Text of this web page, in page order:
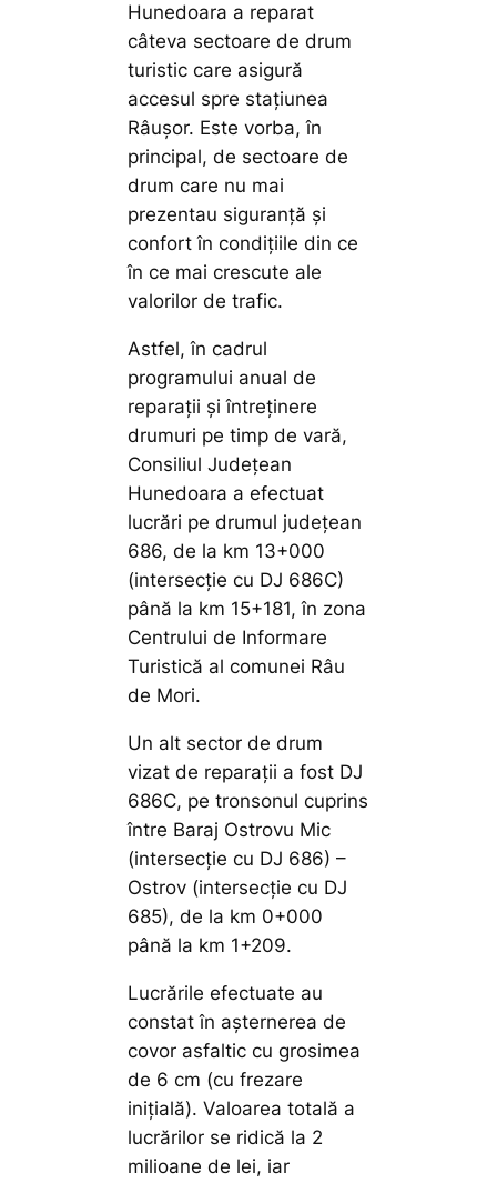
Hunedoara a reparat
câteva sectoare de drum
turistic care asigură
accesul spre stațiunea
Râușor. Este vorba, în
principal, de sectoare de
drum care nu mai
prezentau siguranță și
confort în condițiile din ce
în ce mai crescute ale
valorilor de trafic.
Astfel, în cadrul
programului anual de
reparații și întreținere
drumuri pe timp de vară,
Consiliul Județean
Hunedoara a efectuat
lucrări pe drumul județean
686, de la km 13+000
(intersecție cu DJ 686C)
până la km 15+181, în zona
Centrului de Informare
Turistică al comunei Râu
de Mori.
Un alt sector de drum
vizat de reparații a fost DJ
686C, pe tronsonul cuprins
între Baraj Ostrovu Mic
(intersecție cu DJ 686) –
Ostrov (intersecție cu DJ
685), de la km 0+000
până la km 1+209.
Lucrările efectuate au
constat în așternerea de
covor asfaltic cu grosimea
de 6 cm (cu frezare
inițială). Valoarea totală a
lucrărilor se ridică la 2
milioane de lei, iar